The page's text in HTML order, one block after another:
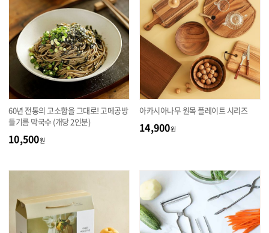
60년 전통의 고소함을 그대로! 고메공방
들기름 막국수 (개당 2인분)
10,500원
아카시아나무 원목 플레이트 시리즈
14,900원